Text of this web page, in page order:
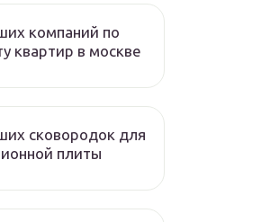
компаний по
квартир в москве
сковородок для
плиты